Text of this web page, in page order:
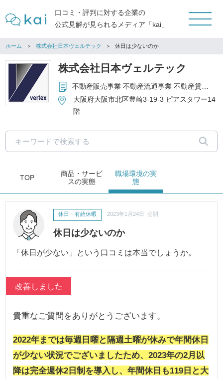
口コミ・評判に対する企業の
公式見解が見られるメディア「kai」
ホーム 株式会社日本ヴェルテック 休日は少ないのか
株式会社日本ヴェルテック
不動産販売事業 不動産流通事業 不動産賃貸管理業 その他不動産に関するコンサルティング等
大阪府大阪市北区豊崎3-19-3 ピアスタワー14
階
TOP
商品・サービ
スの実態
職場環境の実
態
休日は少ないのか
休日・有給休暇 2023年1月24日 公開
「休日が少ない」という口コミは本当でしょうか。
改善しました
貴重なご質問をありがとうございます。
2022年までは毎週日曜と隔週土曜が休みで年間休日
が少ない状況でございましたため、2023年の2月以
降は完全週休2日制を導入し、年間休日も119日と大